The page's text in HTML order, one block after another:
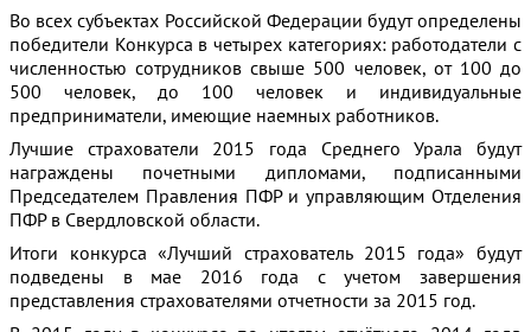
Во всех субъектах Российской Федерации будут определены
победители Конкурса в четырех категориях: работодатели с
численностью сотрудников свыше 500 человек, от 100 до
500 человек, до 100 человек и индивидуальные
предприниматели, имеющие наемных работников.
Лучшие страхователи 2015 года Среднего Урала будут
награждены почетными дипломами, подписанными
Председателем Правления ПФР и управляющим Отделения
ПФР в Свердловской области.
Итоги конкурса «Лучший страхователь 2015 года» будут
подведены в мае 2016 года с учетом завершения
представления страхователями отчетности за 2015 год.